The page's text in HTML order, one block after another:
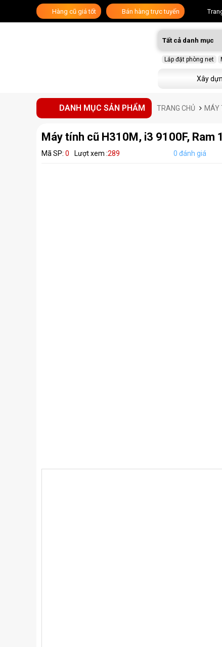
Hàng cũ giá tốt Bán hàng trực tuyến
Lắp đặt phòng net
Xây
DANH MỤC SẢN PHẨM TRANG CHỦ MÁY
Máy tính cũ H310M, i3 9100F, Ram
Mã SP: 0 Lượt xem :289 0 đánh giá